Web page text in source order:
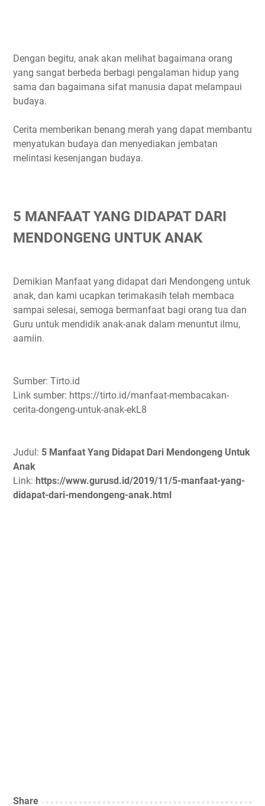
Dengan begitu, anak akan melihat bagaimana orang
yang sangat berbeda berbagi pengalaman hidup yang
sama dan bagaimana sifat manusia dapat melampaui
budaya.
Cerita memberikan benang merah yang dapat membantu
menyatukan budaya dan menyediakan jembatan
melintasi kesenjangan budaya.
5 MANFAAT YANG DIDAPAT DARI
MENDONGENG UNTUK ANAK
Demikian Manfaat yang didapat dari Mendongeng untuk
anak, dan kami ucapkan terimakasih telah membaca
sampai selesai, semoga bermanfaat bagi orang tua dan
Guru untuk mendidik anak-anak dalam menuntut ilmu,
aamiin.
Sumber: Tirto.id
Link sumber: https://tirto.id/manfaat-membacakan-
cerita-dongeng-untuk-anak-ekL8
Judul: 5 Manfaat Yang Didapat Dari Mendongeng Untuk
Anak
Link: https://www.gurusd.id/2019/11/5-manfaat-yang-
didapat-dari-mendongeng-anak.html
Share